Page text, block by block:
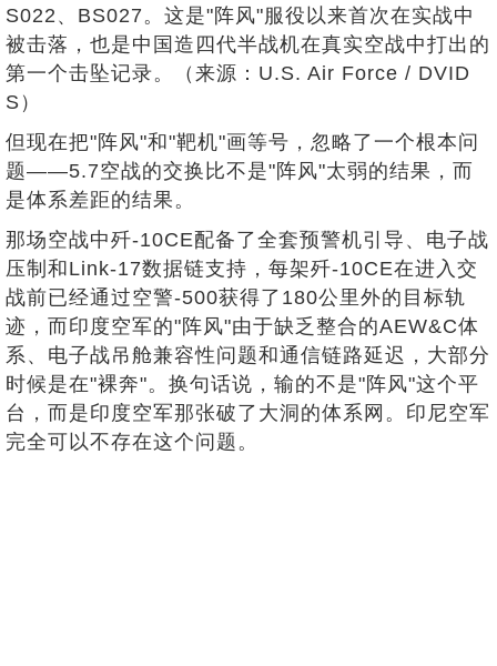
S022、BS027。这是"阵风"服役以来首次在实战中
被击落，也是中国造四代半战机在真实空战中打出的
第一个击坠记录。（来源：U.S. Air Force / DVID
S）
但现在把"阵风"和"靶机"画等号，忽略了一个根本问
题——5.7空战的交换比不是"阵风"太弱的结果，而
是体系差距的结果。
那场空战中歼-10CE配备了全套预警机引导、电子战
压制和Link-17数据链支持，每架歼-10CE在进入交
战前已经通过空警-500获得了180公里外的目标轨
迹，而印度空军的"阵风"由于缺乏整合的AEW&C体
系、电子战吊舱兼容性问题和通信链路延迟，大部分
时候是在"裸奔"。换句话说，输的不是"阵风"这个平
台，而是印度空军那张破了大洞的体系网。印尼空军
完全可以不存在这个问题。